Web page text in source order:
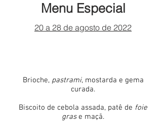
Menu Especial
20 a 28 de agosto de 2022
Brioche, pastrami, mostarda e gema
curada.
Biscoito de cebola assada, patê de foie
grase maçã.